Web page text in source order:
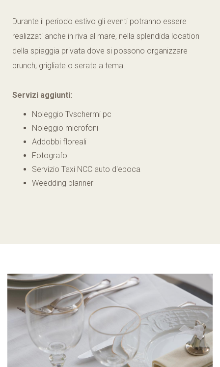
Durante il periodo estivo gli eventi potranno essere
realizzati anche in riva al mare, nella splendida location
della spiaggia privata dove si possono organizzare
brunch, grigliate o serate a tema.
Servizi aggiunti:
Noleggio Tvschermi pc
Noleggio microfoni
Addobbi floreali
Fotografo
Servizio Taxi NCC auto d'epoca
Weedding planner